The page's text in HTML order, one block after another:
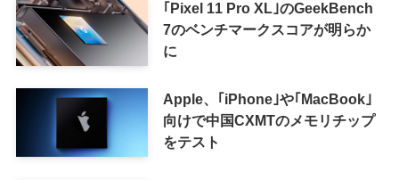
｢Pixel 11 Pro XL｣のGeekBench
7のベンチマークスコアが明らか
に
Apple、｢iPhone｣や｢MacBook｣
向けで中国CXMTのメモリチップ
をテスト